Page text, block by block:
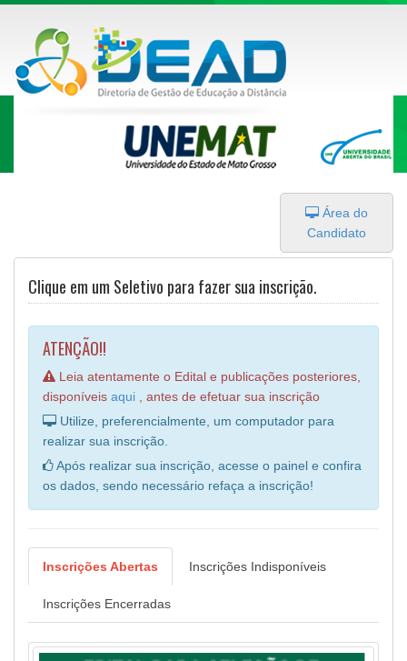
Área do
Candidato
Clique em um Seletivo para fazer sua inscrição.
ATENÇÃO!!
Leia atentamente o Edital e publicações posteriores,
disponíveis aqui , antes de efetuar sua inscrição
Utilize, preferencialmente, um computador para
realizar sua inscrição.
Após realizar sua inscrição, acesse o painel e confira
os dados, sendo necessário refaça a inscrição!
Inscrições Abertas Inscrições Indisponíveis
Inscrições Encerradas